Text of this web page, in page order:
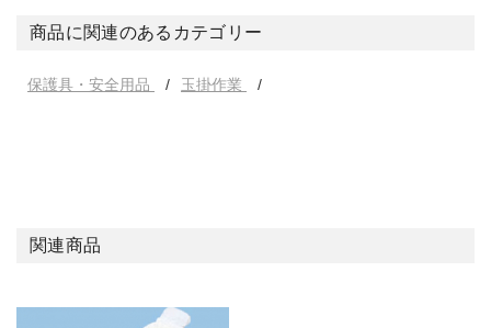
商品に関連のあるカテゴリー
保護具・安全用品 玉掛作業
関連商品